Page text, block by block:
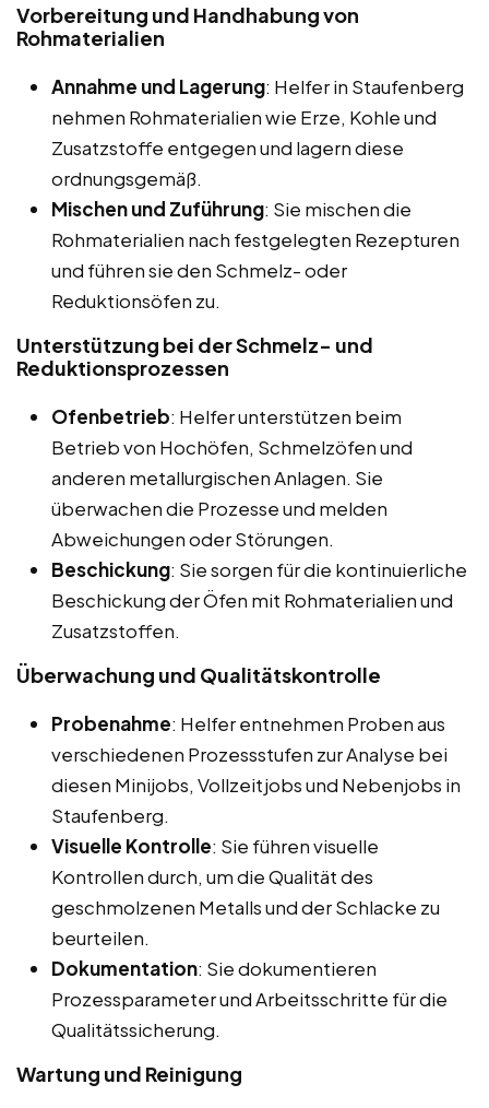
Vorbereitung und Handhabung von
Rohmaterialien
Annahme und Lagerung: Helfer in Staufenberg
nehmen Rohmaterialien wie Erze, Kohle und
Zusatzstoffe entgegen und lagern diese
ordnungsgemäß.
Mischen und Zuführung: Sie mischen die
Rohmaterialien nach festgelegten Rezepturen
und führen sie den Schmelz- oder
Reduktionsöfen zu.
Unterstützung bei der Schmelz- und
Reduktionsprozessen
Ofenbetrieb: Helfer unterstützen beim
Betrieb von Hochöfen, Schmelzöfen und
anderen metallurgischen Anlagen. Sie
überwachen die Prozesse und melden
Abweichungen oder Störungen.
Beschickung: Sie sorgen für die kontinuierliche
Beschickung der Öfen mit Rohmaterialien und
Zusatzstoffen.
Überwachung und Qualitätskontrolle
Probenahme: Helfer entnehmen Proben aus
verschiedenen Prozessstufen zur Analyse bei
diesen Minijobs, Vollzeitjobs und Nebenjobs in
Staufenberg.
Visuelle Kontrolle: Sie führen visuelle
Kontrollen durch, um die Qualität des
geschmolzenen Metalls und der Schlacke zu
beurteilen.
Dokumentation: Sie dokumentieren
Prozessparameter und Arbeitsschritte für die
Qualitätssicherung.
Wartung und Reinigung